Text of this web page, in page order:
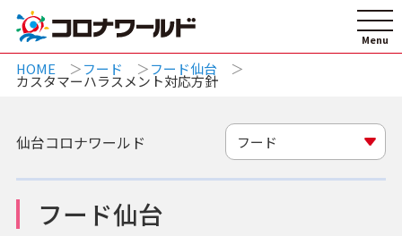
HOME フード フード仙台
カスタマーハラスメント対応方針
フード仙台
仙台コロナワールド フード